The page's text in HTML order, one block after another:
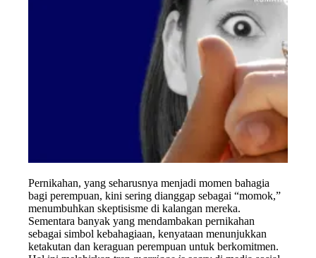
Pernikahan, yang seharusnya menjadi momen bahagia
bagi perempuan, kini sering dianggap sebagai “momok,”
menumbuhkan skeptisisme di kalangan mereka.
Sementara banyak yang mendambakan pernikahan
sebagai simbol kebahagiaan, kenyataan menunjukkan
ketakutan dan keraguan perempuan untuk berkomitmen.